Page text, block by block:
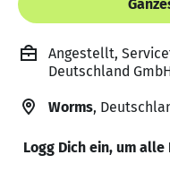
Angestellt,
Deutschland
Worms,
Logg Dich ein, um alle